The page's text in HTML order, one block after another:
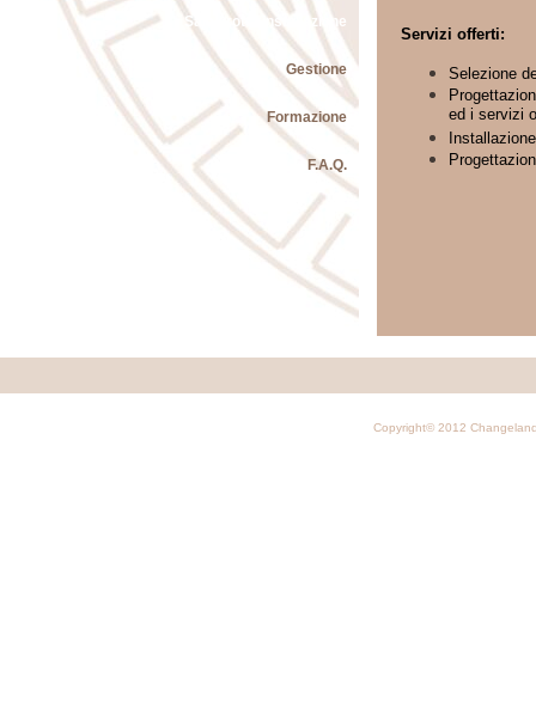
Sale grotta installazione
Gestione
Formazione
F.A.Q.
Servizi offerti:
Selezione
ed i servizi
Copyright© 2012